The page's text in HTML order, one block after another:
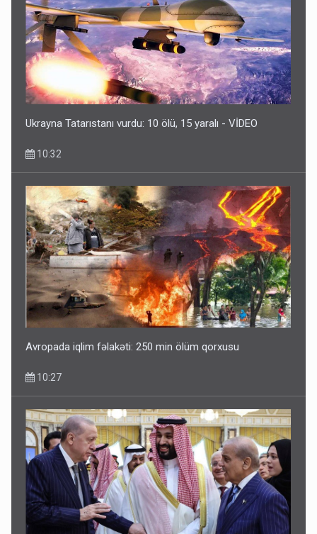
Ukrayna Tatarıstanı vurdu: 10 ölü, 15 yaralı - VİDEO
10:32
Avropada iqlim fəlakəti: 250 min ölüm qorxusu
10:27